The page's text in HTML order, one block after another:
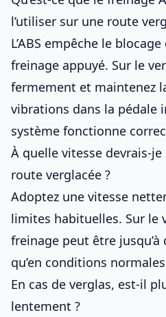
l’utiliser sur une route
L’ABS empêche le
freinage appuyé. Sur le
fermement et maintenez
vibrations dans la pédale
système fonctionne
À quelle vitesse devrais-
route verglacée ?
Adoptez une vitesse
limites habituelles. Sur le
freinage peut être
qu’en conditions
En cas de verglas, est-il
lentement ?